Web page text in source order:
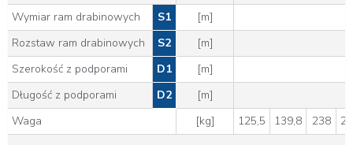
Wymiar ram drabinowych S1
[m]
Rozstaw ram drabinowych
S2
[m]
Szerokość z podporami
D1
[m]
Długość z podporami
D2
[m]
Waga
[kg] 125,5 139,8 238